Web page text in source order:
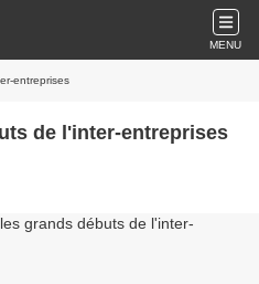
MENU
entreprises
de l'inter-entreprises